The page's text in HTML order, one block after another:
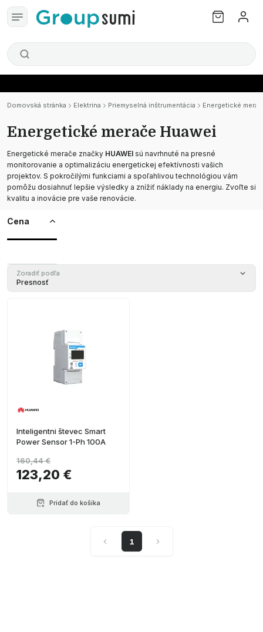
Domovská stránka Elektrina Priemyselná inštrumentácia Energetické
Energetické merače Huawei
Energetické merače značky HUAWEI sú navrhnuté na presné
monitorovanie a optimalizáciu energetickej efektívnosti vašich
projektov. S pokročilými funkciami a spoľahlivou technológiou vám
pomôžu dosiahnuť lepšie výsledky a znížiť náklady na energiu. Zvoľte si
kvalitu a inovácie pre vaše renovácie.
Cena
Zoradiť podľa
Presnosť
Inteligentni števec Smart
Power Sensor 1-Ph 100A
123,20 €
160,44 €
Pridať do košíka
1